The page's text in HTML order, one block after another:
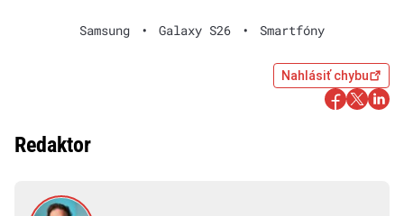
Samsung • Galaxy S26 • Smartfóny
Nahlásiť chybu
Redaktor